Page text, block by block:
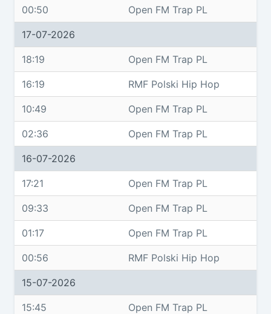
00:50 Open FM Trap PL
17-07-2026
18:19 Open FM Trap PL
16:19 RMF Polski Hip Hop
10:49 Open FM Trap PL
02:36 Open FM Trap PL
16-07-2026
17:21 Open FM Trap PL
09:33 Open FM Trap PL
01:17 Open FM Trap PL
00:56 RMF Polski Hip Hop
15-07-2026
15:45 Open FM Trap PL